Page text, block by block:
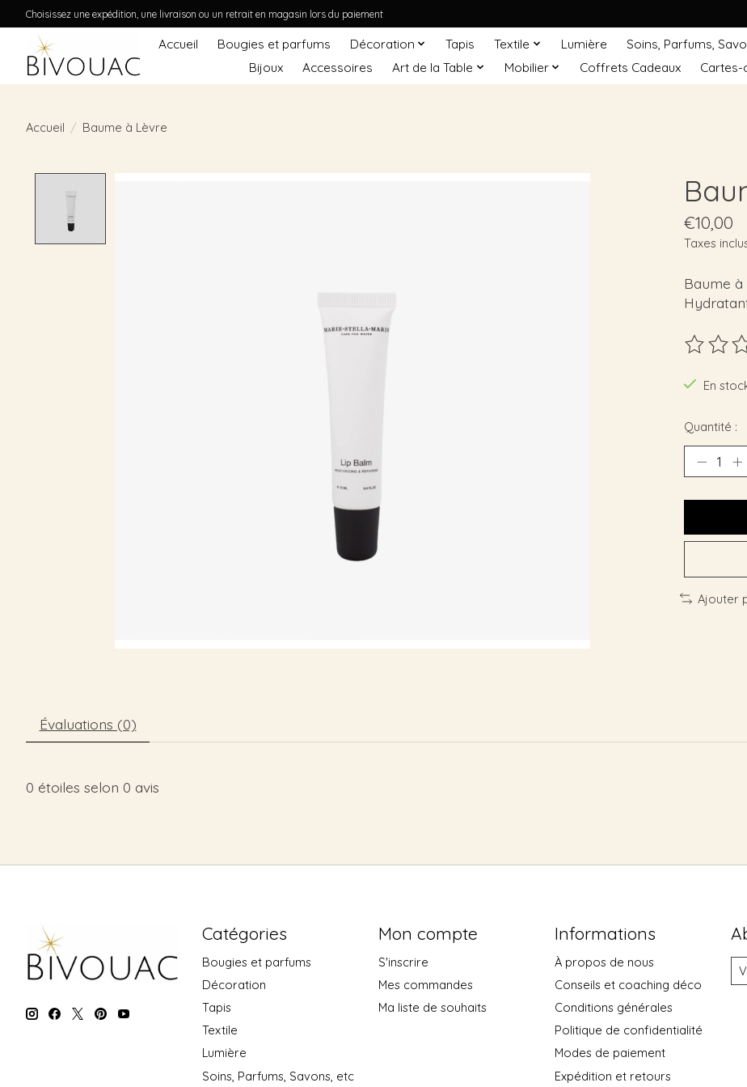
Choisissez une expédition, une livraison ou un retrait en magasin lors du paiement
Accueil Bougies et parfums Décoration Tapis Textile Lumière Soins, Parfums,
Bijoux
Accessoires Art de la Table Mobilier Coffrets Cadeaux Cartes-
Accueil / Baume à Lèvre
€10,00
Taxes
Baume à
Ce
En
Quantité :
Ajouter
Évaluations (0)
0 étoiles selon 0 avis
Catégories
Bougies et parfums
Décoration
Tapis
Textile
Lumière
Soins, Parfums, Savons, etc
Mon compte
S'inscrire
Mes commandes
Ma liste de souhaits
Informations
À propos de nous
Conseils et coaching déco
Conditions générales
Politique de confidentialité
Modes de paiement
Expédition et retours